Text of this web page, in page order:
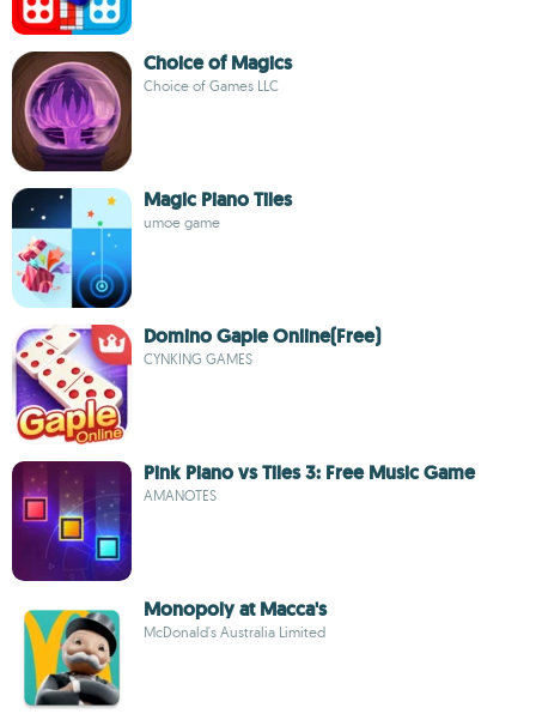
Choice of Magics
Choice of Games LLC
Magic Piano Tiles
umoe game
Domino Gaple Online(Free)
CYNKING GAMES
Pink Piano vs Tiles 3: Free Music Game
AMANOTES
Monopoly at Macca's
McDonald's Australia Limited